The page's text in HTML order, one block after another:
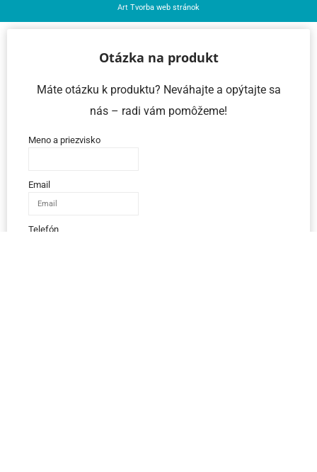
Art Tvorba web stránok
Otázka na produkt
Máte otázku k produktu? Neváhajte a opýtajte sa
nás – radi vám pomôžeme!
Meno a priezvisko
Email
Telefón